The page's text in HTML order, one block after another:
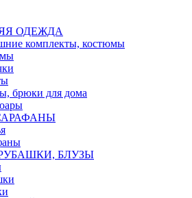
ОДЕЖДА
комплекты, костюмы
брюки для дома
БЛУЗЫ